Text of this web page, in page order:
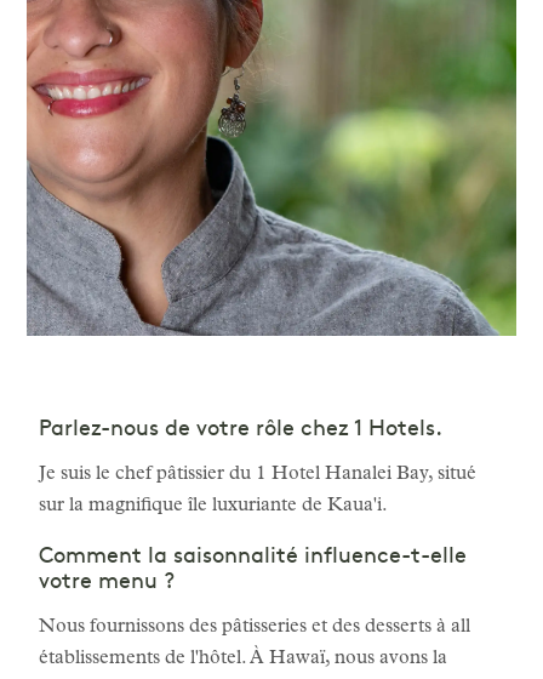
Parlez-nous de votre rôle chez 1 Hotels.
Je suis le chef pâtissier du 1 Hotel Hanalei Bay, situé
sur la magnifique île luxuriante de Kaua'i.
Comment la saisonnalité influence-t-elle
votre menu ?
Nous fournissons des pâtisseries et des desserts à all
établissements de l'hôtel. À Hawaï, nous avons la